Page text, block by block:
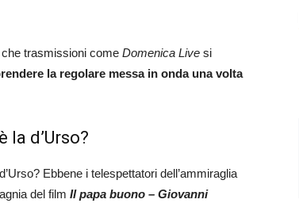
trasmissioni come Domenica Live si
la regolare messa in onda una volta
la d’Urso?
Ebbene i telespettatori dell’ammiraglia
del film Il papa buono – Giovanni